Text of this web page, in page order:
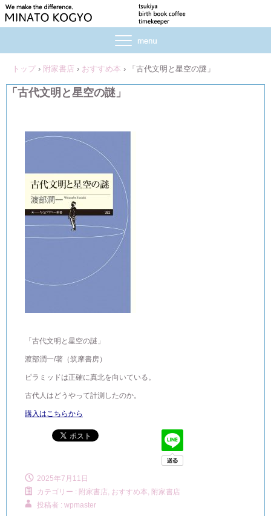
トップ › 附家書店 › おすすめ本 › 「古代文明と星空の謎」
「古代文明と星空の謎」
「古代文明と星空の謎」
渡部潤一/著（筑摩書房）
ピラミッドは正確に真北を向いている。
古代人はどうやって計測したのか。
購入はこちらから
2025年7月11日
カテゴリー : 附家書店, おすすめ本, 附家書店
投稿者 : wpmaster